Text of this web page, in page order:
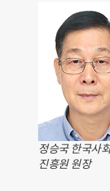
정승국 한국사
진흥원 원장